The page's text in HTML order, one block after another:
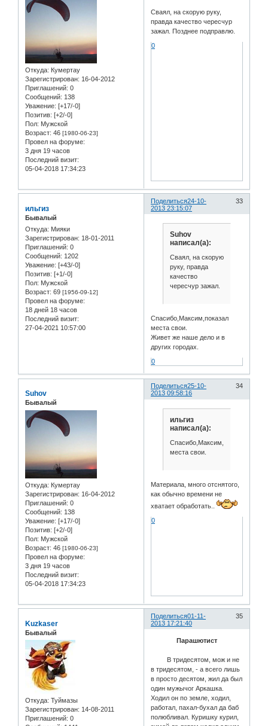
Откуда: Кумертау
Зарегистрирован: 16-04-2012
Приглашений: 0
Сообщений: 138
Уважение: [+17/-0]
Позитив: [+2/-0]
Пол: Мужской
Возраст: 46 [1980-06-23]
Провел на форуме:
3 дня 19 часов
Последний визит:
05-04-2018 17:34:23
Сваял, на скорую руку,
правда качество чересчур
зажал. Позднее подправлю.
0
Поделиться 33
24-10-
2013 23:15:07
ильгиз
Бывалый
Откуда: Мияки
Зарегистрирован: 18-01-2011
Приглашений: 0
Сообщений: 1202
Уважение: [+43/-0]
Позитив: [+1/-0]
Пол: Мужской
Возраст: 69 [1956-09-12]
Провел на форуме:
18 дней 18 часов
Последний визит:
27-04-2021 10:57:00
Suhov
написал(а):
Сваял, на скорую
руку, правда
качество
чересчур зажал.
Спасибо,Максим,показал
места свои.
Живет же наше дело и в
других городах.
0
Поделиться 34
25-10-
2013 09:58:16
Suhov
Бывалый
Откуда: Кумертау
Зарегистрирован: 16-04-2012
Приглашений: 0
Сообщений: 138
Уважение: [+17/-0]
Позитив: [+2/-0]
Пол: Мужской
Возраст: 46 [1980-06-23]
Провел на форуме:
3 дня 19 часов
Последний визит:
05-04-2018 17:34:23
ильгиз
написал(а):
Спасибо,Максим,показал
места свои.
Материала, много отснятого,
как обычно времени не
хватает обработать..
0
Поделиться 35
01-11-
2013 17:21:40
Kuzkaser
Бывалый
Откуда: Туймазы
Зарегистрирован: 14-08-2011
Приглашений: 0
Парашютист
В тридесятом, мож и не
в тридесятом, - а всего лишь
в просто десятом, жил да был
один мужычог Аркашка.
Ходил он по земле, ходил,
работал, пахал-бухал да баб
полюбливал. Куришку курил,